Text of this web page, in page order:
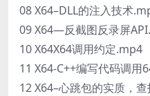
08 X64–DLL的注入技术
09 X64—反截图反录屏
10 X64X64调用约定.mp4
11 X64-C++编写代码调用
12 X64–心跳包的实质，